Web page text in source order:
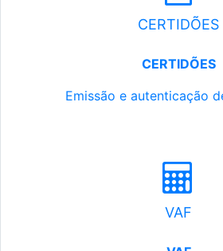
CERTIDÕES
CERTIDÕES
Emissão e autenticação
VAF